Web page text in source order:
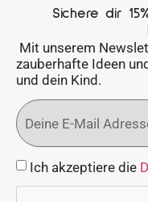
Sichere dir
Mit unserem
zauberhafte Ideen
und dein Kind.
Ich akzeptiere die